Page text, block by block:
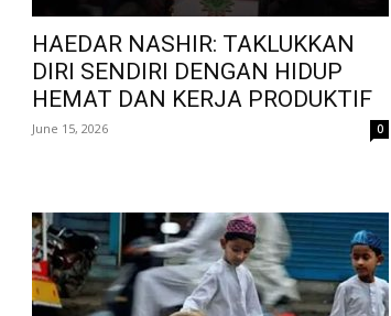
HAEDAR NASHIR: TAKLUKKAN
DIRI SENDIRI DENGAN HIDUP
HEMAT DAN KERJA PRODUKTIF
June 15, 2026 0